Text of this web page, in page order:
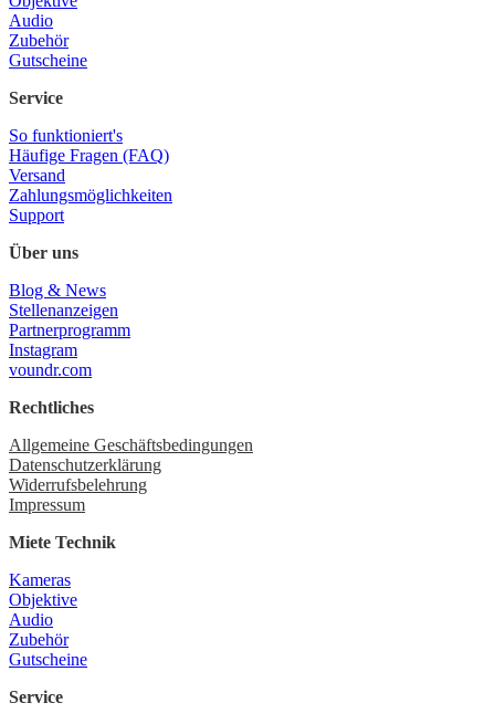
Audio
Zubehör
Gutscheine
Service
So funktioniert's
Häufige Fragen (FAQ)
Versand
Zahlungsmöglichkeiten
Support
Über uns
Blog & News
Stellenanzeigen
Partnerprogramm
Instagram
voundr.com
Rechtliches
Allgemeine Geschäftsbedingungen
Datenschutzerklärung
Widerrufsbelehrung
Impressum
Miete Technik
Kameras
Objektive
Audio
Zubehör
Gutscheine
Service